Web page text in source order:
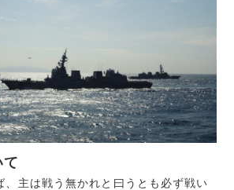
主は戦う無かれと曰うとも必ず戦い